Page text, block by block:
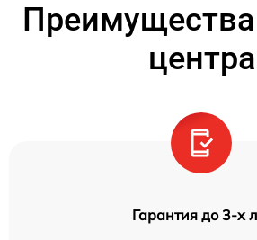
центра
Гарантия до 3-х